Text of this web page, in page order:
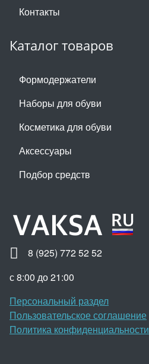
Контакты
Каталог товаров
Формодержатели
Наборы для обуви
Косметика для обуви
Аксессуары
Подбор средств
8 (925) 772 52 52
с 8:00 до 21:00
Персональный раздел
Пользовательское соглашение
Политика конфиденциальности